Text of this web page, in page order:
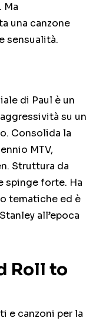
Ma
una canzone
sensualità.
di Paul è un
su un
Consolida la
MTV,
Struttura da
spinge forte. Ha
tematiche ed è
all’epoca
Roll to
e canzoni per la